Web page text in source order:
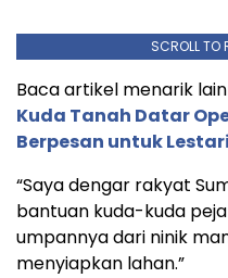
SCROLL TO
Baca artikel menarik
Kuda Tanah Datar
Berpesan untuk
“Saya dengar rakyat
bantuan kuda-kuda
umpannya dari ninik
menyiapkan lahan.”